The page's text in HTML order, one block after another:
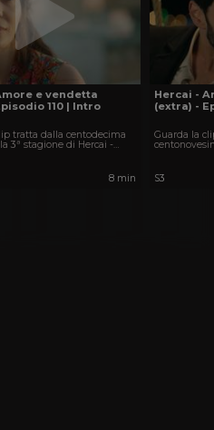
e vendetta
110 | Intro
tratta dalla centodecima
3ª stagione di Hercai -
8 min
Hercai -
(extra) -
Guarda la
S3